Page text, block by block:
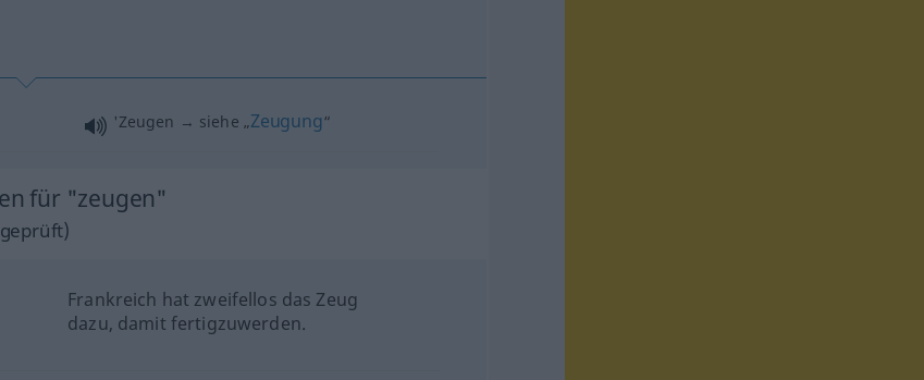
'Zeugen → siehe „Zeugung“
für "zeugen"
Frankreich hat zweifellos das Zeug
dazu, damit fertigzuwerden.